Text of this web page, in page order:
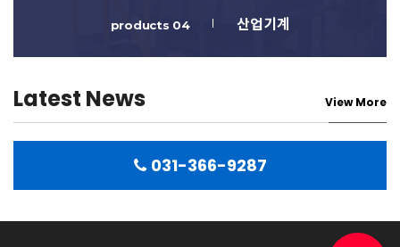
products 04 산업기계
Latest News View More
031-366-9287